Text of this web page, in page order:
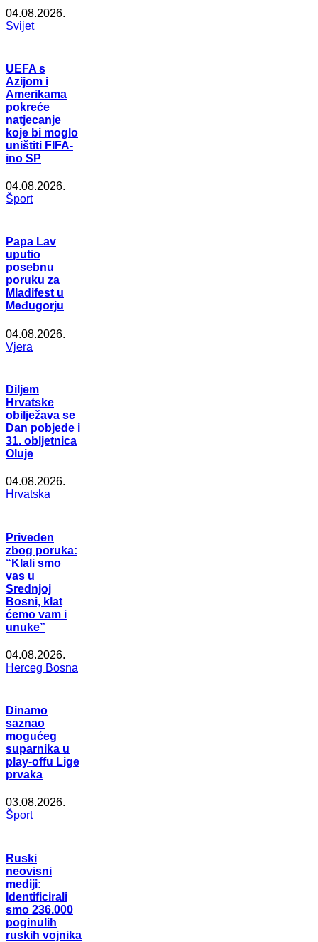
04.08.2026.
Svijet
UEFA s
Azijom i
Amerikama
pokreće
natjecanje
koje bi moglo
uništiti FIFA-
ino SP
04.08.2026.
Šport
Papa Lav
uputio
posebnu
poruku za
Mladifest u
Međugorju
04.08.2026.
Vjera
Diljem
Hrvatske
obilježava se
Dan pobjede i
31. obljetnica
Oluje
04.08.2026.
Hrvatska
Priveden
zbog poruka:
“Klali smo
vas u
Srednjoj
Bosni, klat
ćemo vam i
unuke”
04.08.2026.
Herceg Bosna
Dinamo
saznao
mogućeg
suparnika u
play-offu Lige
prvaka
03.08.2026.
Šport
Ruski
neovisni
mediji:
Identificirali
smo 236.000
poginulih
ruskih vojnika